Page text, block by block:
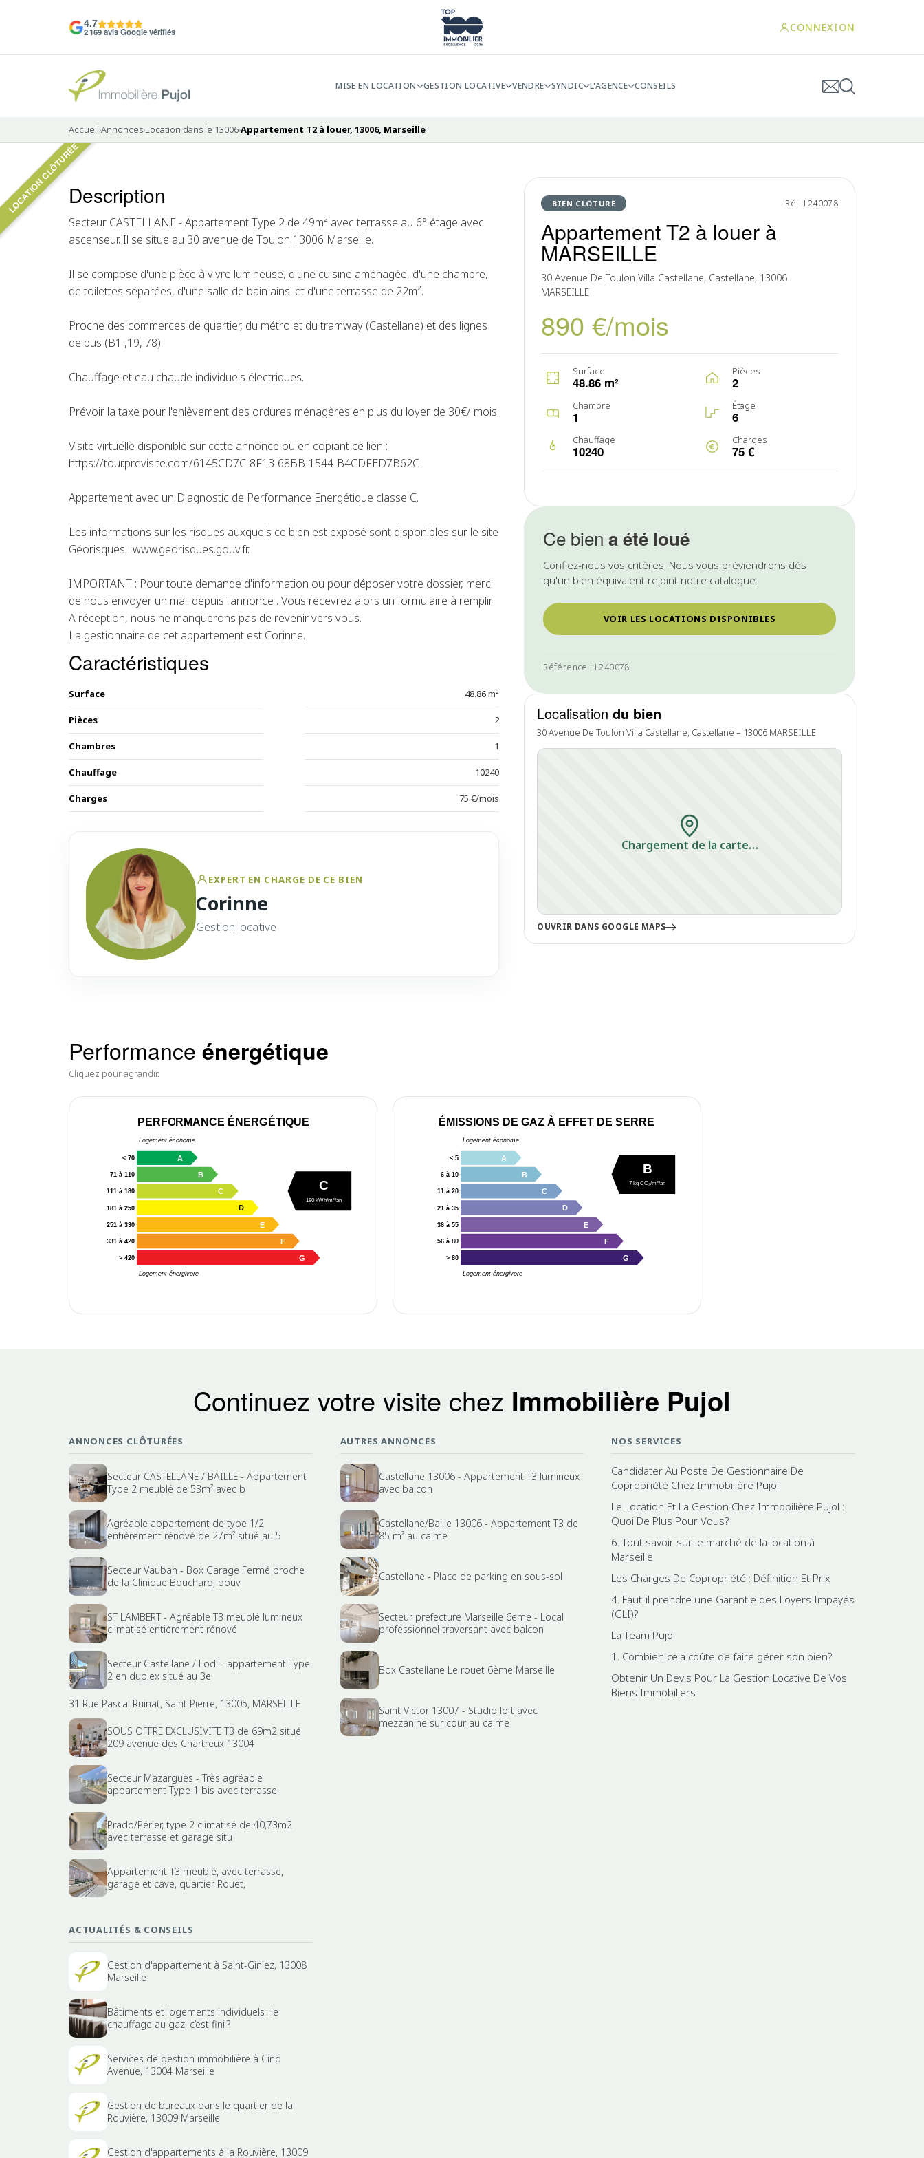
4.7
2 169 avis Google vérifiés CONNEXION
MISE EN LOCATION GESTION LOCATIVE VENDRE SYNDIC L'AGENCE CONSEILS
Accueil›Annonces›Location dans le 13006›Appartement T2 à louer, 13006, Marseille
LOCATION CLÔTURÉE BIEN CLÔTURÉ Réf. L240078
Appartement T2 à louer à
MARSEILLE
30 Avenue De Toulon Villa Castellane, Castellane, 13006
MARSEILLE
890 €/mois
Surface
48.86 m²
Pièces
2
Chambre
1
Étage
6
Chauffage
10240
Charges
75 €
Ce biena été loué
Confiez-nous vos critères. Nous vous préviendrons dès
qu'un bien équivalent rejoint notre catalogue.
VOIR LES LOCATIONS DISPONIBLES
Référence : L240078
Localisationdu bien
30 Avenue De Toulon Villa Castellane, Castellane – 13006 MARSEILLE
Chargement de la carte…
OUVRIR DANS GOOGLE MAPS
LOUÉ
Description
Secteur CASTELLANE - Appartement Type 2 de 49m² avec terrasse au 6° étage avec
ascenseur. Il se situe au 30 avenue de Toulon 13006 Marseille.
Il se compose d'une pièce à vivre lumineuse, d'une cuisine aménagée, d'une chambre,
de toilettes séparées, d'une salle de bain ainsi et d'une terrasse de 22m².
Proche des commerces de quartier, du métro et du tramway (Castellane) et des lignes
de bus (B1 ,19, 78).
Chauffage et eau chaude individuels électriques.
Prévoir la taxe pour l'enlèvement des ordures ménagères en plus du loyer de 30€/ mois.
Visite virtuelle disponible sur cette annonce ou en copiant ce lien :
https://tour.previsite.com/6145CD7C-8F13-68BB-1544-B4CDFED7B62C
Appartement avec un Diagnostic de Performance Energétique classe C.
Les informations sur les risques auxquels ce bien est exposé sont disponibles sur le site
Géorisques : www.georisques.gouv.fr.
IMPORTANT : Pour toute demande d'information ou pour déposer votre dossier, merci
de nous envoyer un mail depuis l'annonce . Vous recevrez alors un formulaire à remplir.
A réception, nous ne manquerons pas de revenir vers vous.
La gestionnaire de cet appartement est Corinne.
Caractéristiques
Surface 48.86 m²
Pièces 2
Chambres 1
Chauffage 10240
Charges 75 €/mois
EXPERT EN CHARGE DE CE BIEN
Corinne
Gestion locative
Performance énergétique
Cliquez pour agrandir.
PERFORMANCE ÉNERGÉTIQUE
Logement économe
Logement énergivore
≤ 70 A
71 à 110 B
111 à 180 C
181 à 250 D
251 à 330 E
331 à 420 F
> 420 G
C
180 kWh/m²/an
ÉMISSIONS DE GAZ À EFFET DE SERRE
Logement économe
Logement énergivore
≤ 5 A
6 à 10 B
11 à 20 C
21 à 35 D
36 à 55 E
56 à 80 F
> 80 G
B
7 kg CO₂/m²/an
Continuez votre visite chez Immobilière Pujol
ANNONCES CLÔTURÉES
Secteur CASTELLANE / BAILLE - Appartement
Type 2 meublé de 53m² avec b
Agréable appartement de type 1/2
entièrement rénové de 27m² situé au 5
Secteur Vauban - Box Garage Fermé proche
de la Clinique Bouchard, pouv
ST LAMBERT - Agréable T3 meublé lumineux
climatisé entièrement rénové
Secteur Castellane / Lodi - appartement Type
2 en duplex situé au 3e
31 Rue Pascal Ruinat, Saint Pierre, 13005, MARSEILLE
SOUS OFFRE EXCLUSIVITE T3 de 69m2 situé
209 avenue des Chartreux 13004
Secteur Mazargues - Très agréable
appartement Type 1 bis avec terrasse
Prado/Périer, type 2 climatisé de 40,73m2
avec terrasse et garage situ
Appartement T3 meublé, avec terrasse,
garage et cave, quartier Rouet,
AUTRES ANNONCES
Castellane 13006 - Appartement T3 lumineux
avec balcon
Castellane/Baille 13006 - Appartement T3 de
85 m² au calme
Castellane - Place de parking en sous-sol
Secteur prefecture Marseille 6eme - Local
professionnel traversant avec balcon
Box Castellane Le rouet 6ème Marseille
Saint Victor 13007 - Studio loft avec
mezzanine sur cour au calme
NOS SERVICES
Candidater Au Poste De Gestionnaire De
Copropriété Chez Immobilière Pujol
Le Location Et La Gestion Chez Immobilière Pujol :
Quoi De Plus Pour Vous?
6. Tout savoir sur le marché de la location à
Marseille
Les Charges De Copropriété : Définition Et Prix
4. Faut-il prendre une Garantie des Loyers Impayés
(GLI)?
La Team Pujol
1. Combien cela coûte de faire gérer son bien?
Obtenir Un Devis Pour La Gestion Locative De Vos
Biens Immobiliers
ACTUALITÉS & CONSEILS
Gestion d'appartement à Saint-Giniez, 13008
Marseille
Bâtiments et logements individuels : le
chauffage au gaz, c’est fini ?
Services de gestion immobilière à Cinq
Avenue, 13004 Marseille
Gestion de bureaux dans le quartier de la
Rouvière, 13009 Marseille
Gestion d'appartements à la Rouvière, 13009